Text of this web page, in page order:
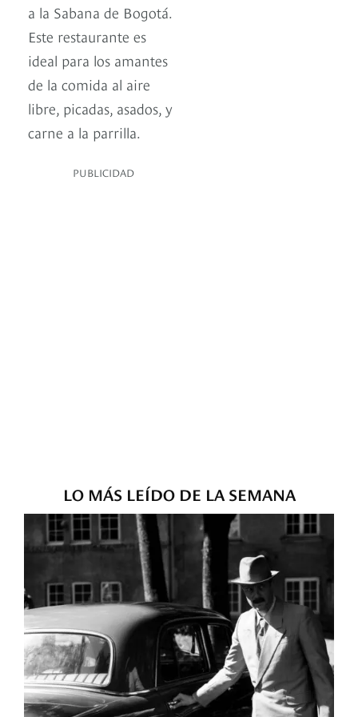
a la Sabana de Bogotá.
Este restaurante es
ideal para los amantes
de la comida al aire
libre, picadas, asados, y
carne a la parrilla.
PUBLICIDAD
LO MÁS LEÍDO DE LA SEMANA